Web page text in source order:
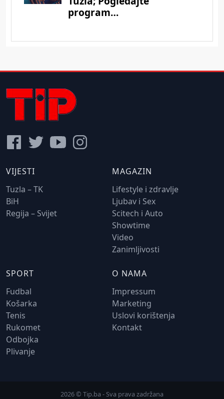
VIJESTI
Tuzla – TK
BiH
Regija – Svijet
MAGAZIN
Lifestyle i zdravlje
Ljubav i Sex
Scitech i Auto
Showtime
Video
Zanimljivosti
SPORT
Fudbal
Košarka
Tenis
Rukomet
Odbojka
Plivanje
O NAMA
Impressum
Marketing
Uslovi korištenja
Kontakt
2026 © Tip.ba - Sva prava zadržana